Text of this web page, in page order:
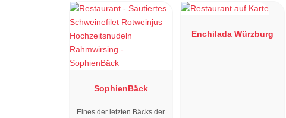
SophienBäck
Eines der letzten Bäcks der
Enchilada Würzburg